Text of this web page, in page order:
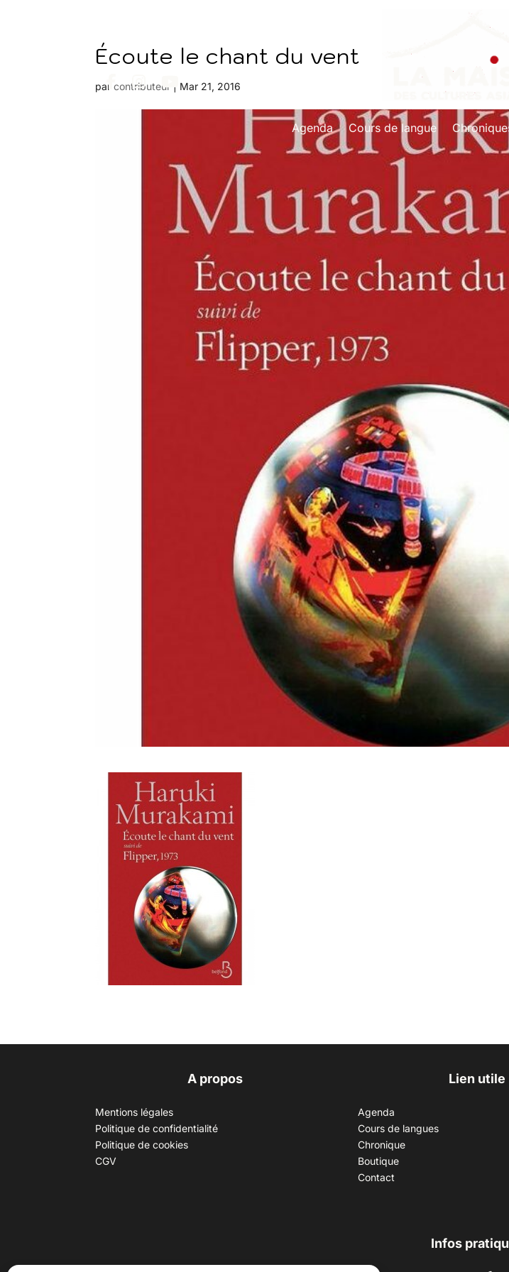
Agenda Cours de langue
Écoute le chant du vent
parcontributeur | Mar 21, 2016
A propos
Mentions légales
Politique de confidentialité
Politique de cookies
CGV
Lien utile
Agenda
Cours de langues
Chronique
Boutique
Contact
Infos